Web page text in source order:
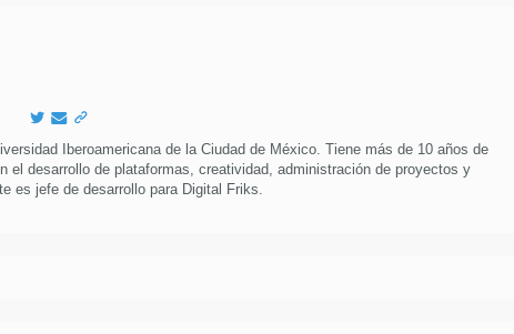
Iberoamericana de la Ciudad de México. Tiene más de 10 años de
el desarrollo de plataformas, creatividad, administración de proyectos y
es jefe de desarrollo para Digital Friks.